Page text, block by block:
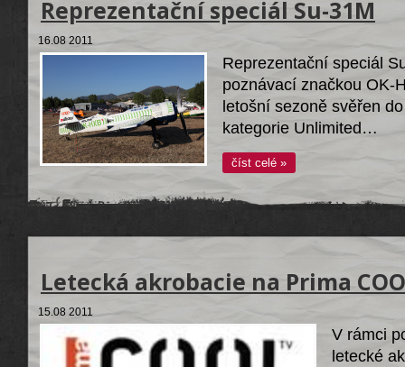
Reprezentační speciál Su-31M
16.08 2011
Reprezentační speciál
poznávací značkou OK-
letošní sezoně svěřen
kategorie Unlimited…
číst celé »
Letecká akrobacie na Prima
15.08 2011
V rámci
letecké